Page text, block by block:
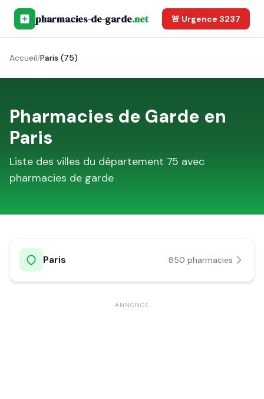
pharmacies-de-garde.net 🚨 Urgence 3237
Accueil/Paris (75)
Pharmacies de Garde en
Paris
Liste des villes du département 75 avec
pharmacies de garde
Paris 850 pharmacies
ANNONCE